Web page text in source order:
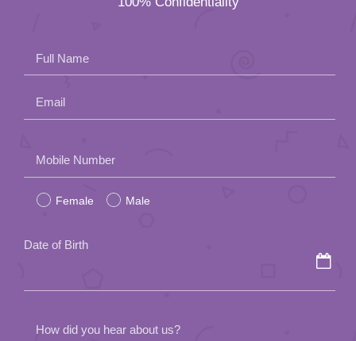
Full Name
Email
leave
this
Mobile Number
Female Male
Date of Birth
How did you hear about us?